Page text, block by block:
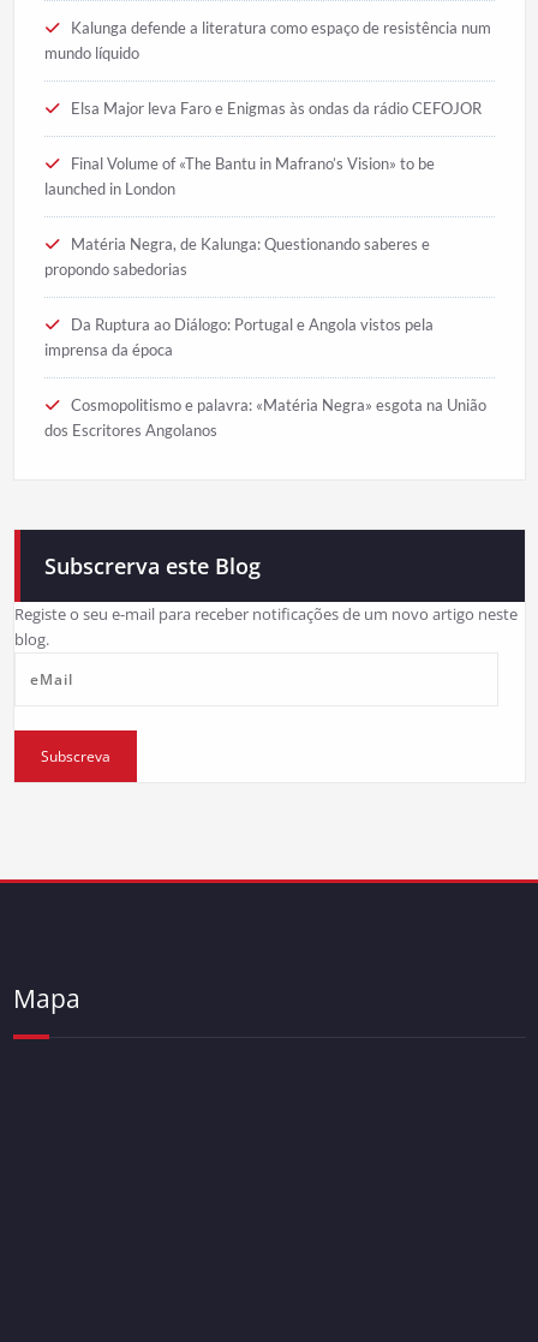
Kalunga defende a literatura como espaço de resistência num
mundo líquido
Elsa Major leva Faro e Enigmas às ondas da rádio CEFOJOR
Final Volume of «The Bantu in Mafrano’s Vision» to be
launched in London
Matéria Negra, de Kalunga: Questionando saberes e
propondo sabedorias
Da Ruptura ao Diálogo: Portugal e Angola vistos pela
imprensa da época
Cosmopolitismo e palavra: «Matéria Negra» esgota na União
dos Escritores Angolanos
Subscrerva este Blog
Registe o seu e-mail para receber notificações de um novo artigo neste
blog.
Subscreva
Mapa